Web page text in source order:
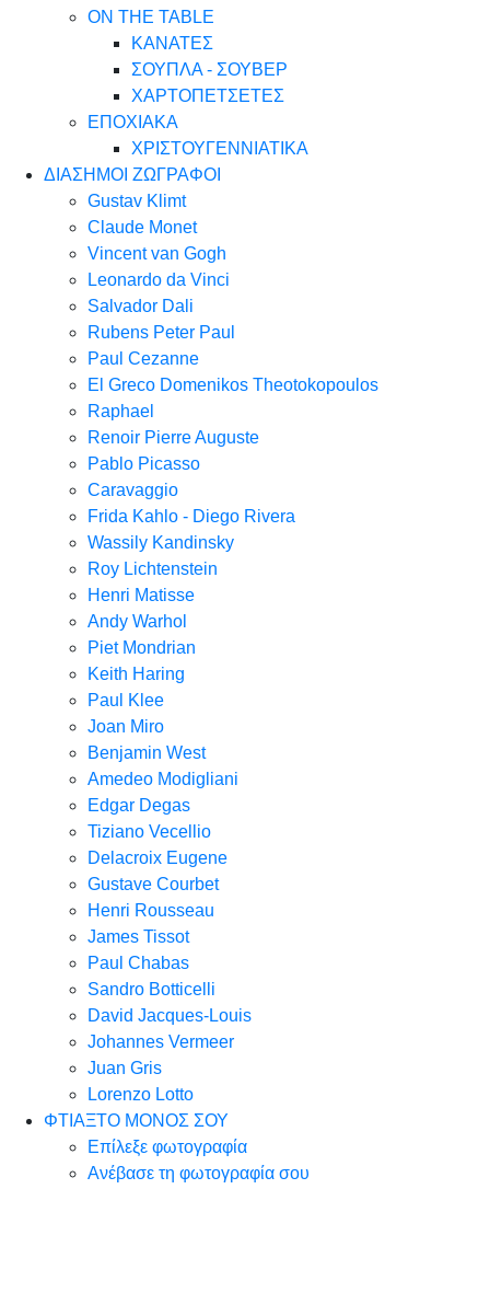
ON THE TABLE
ΚΑΝΑΤΕΣ
ΣΟΥΠΛΑ - ΣΟΥΒΕΡ
ΧΑΡΤΟΠΕΤΣΕΤΕΣ
ΕΠΟΧΙΑΚΑ
ΧΡΙΣΤΟΥΓΕΝΝΙΑΤΙΚΑ
ΔΙΑΣΗΜΟΙ ΖΩΓΡΑΦΟΙ
Gustav Klimt
Claude Monet
Vincent van Gogh
Leonardo da Vinci
Salvador Dali
Rubens Peter Paul
Paul Cezanne
El Greco Domenikos Theotokopoulos
Raphael
Renoir Pierre Auguste
Pablo Picasso
Caravaggio
Frida Kahlo - Diego Rivera
Wassily Kandinsky
Roy Lichtenstein
Henri Matisse
Andy Warhol
Piet Mondrian
Keith Haring
Paul Klee
Joan Miro
Benjamin West
Amedeo Modigliani
Edgar Degas
Tiziano Vecellio
Delacroix Eugene
Gustave Courbet
Henri Rousseau
James Tissot
Paul Chabas
Sandro Botticelli
David Jacques-Louis
Johannes Vermeer
Juan Gris
Lorenzo Lotto
ΦΤΙΑΞΤΟ ΜΟΝΟΣ ΣΟΥ
Επίλεξε φωτογραφία
Ανέβασε τη φωτογραφία σου